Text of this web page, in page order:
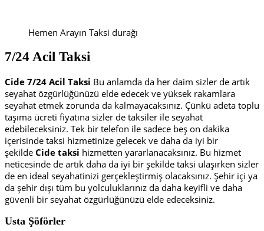
Hemen Arayın Taksi durağı
7/24 Acil Taksi
Cide 7/24 Acil Taksi Bu anlamda da her daim sizler de artık
seyahat özgürlüğünüzü elde edecek ve yüksek rakamlara
seyahat etmek zorunda da kalmayacaksınız. Çünkü adeta toplu
taşıma ücreti fiyatına sizler de taksiler ile seyahat
edebileceksiniz. Tek bir telefon ile sadece beş on dakika
içerisinde taksi hizmetinize gelecek ve daha da iyi bir
şekilde Cide taksi hizmetten yararlanacaksınız. Bu hizmet
neticesinde de artık daha da iyi bir şekilde taksi ulaşırken sizler
de en ideal seyahatinizi gerçekleştirmiş olacaksınız. Şehir içi ya
da şehir dışı tüm bu yolculuklarınız da daha keyifli ve daha
güvenli bir seyahat özgürlüğünüzü elde edeceksiniz.
Usta Şöförler